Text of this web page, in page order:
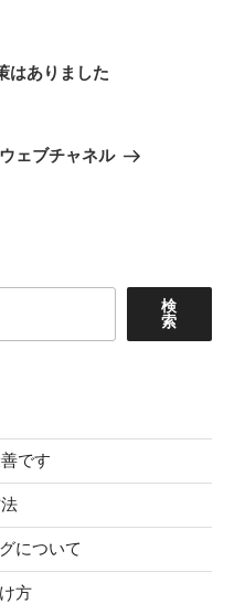
はありました
ェブチャネル
検
索
です
について
方